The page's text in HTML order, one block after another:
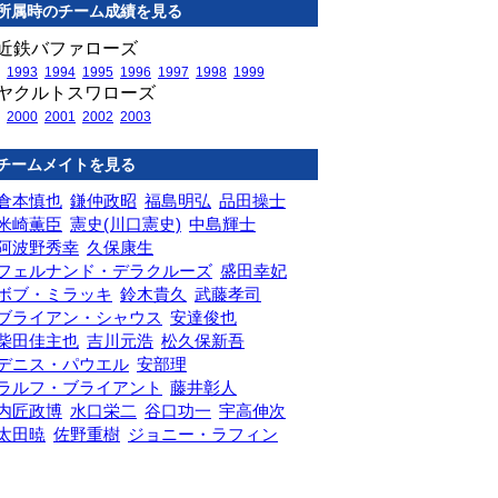
属時のチーム成績を見る
鉄バファローズ
1993 1994 1995 1996 1997 1998 1999
クルトスワローズ
2000 2001 2002 2003
ームメイトを見る
本慎也 鎌仲政昭 福島明弘 品田操士
崎薫臣 憲史(川口憲史) 中島輝士
波野秀幸 久保康生
ェルナンド・デラクルーズ 盛田幸妃
ブ・ミラッキ 鈴木貴久
武藤孝司
ライアン・シャウス 安達俊也
田佳主也 吉川元浩 松久保新吾
ニス・パウエル 安部理
ルフ・ブライアント 藤井彰人
匠政博 水口栄二 谷口功一 宇高伸次
田暁 佐野重樹 ジョニー・ラフィン